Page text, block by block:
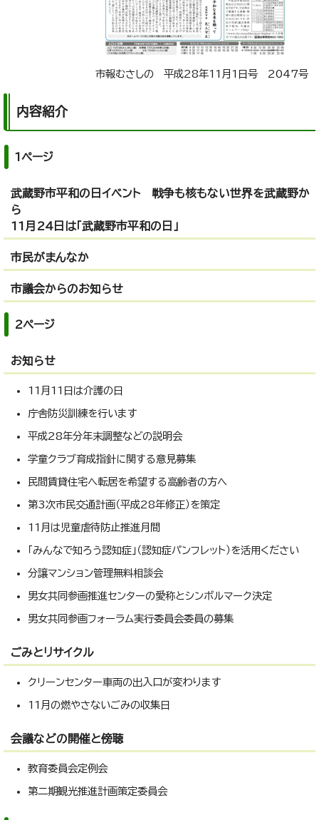
市報むさしの 平成28年11月1日号 2047号
内容紹介
1ページ
武蔵野市平和の日イベント 戦争も核もない世界を武蔵野か
ら
11月24日は「武蔵野市平和の日」
市民がまんなか
市議会からのお知らせ
2ページ
お知らせ
11月11日は介護の日
庁舎防災訓練を行います
平成28年分年末調整などの説明会
学童クラブ育成指針に関する意見募集
民間賃貸住宅へ転居を希望する高齢者の方へ
第3次市民交通計画（平成28年修正）を策定
11月は児童虐待防止推進月間
「みんなで知ろう認知症」（認知症パンフレット）を活用ください
分譲マンション管理無料相談会
男女共同参画推進センターの愛称とシンボルマーク決定
男女共同参画フォーラム実行委員会委員の募集
ごみとリサイクル
クリーンセンター車両の出入口が変わります
11月の燃やさないごみの収集日
会議などの開催と傍聴
教育委員会定例会
第二期観光推進計画策定委員会